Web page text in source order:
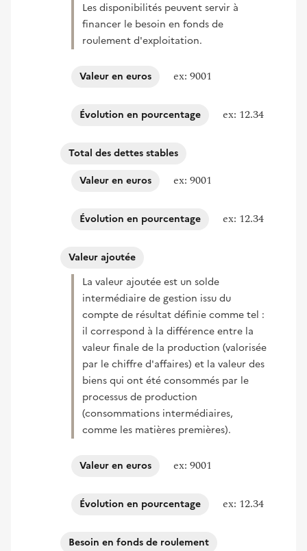
Les disponibilités peuvent servir à
financer le besoin en fonds de
roulement d'exploitation.
Valeur en euros ex: 9001
Évolution en pourcentage ex: 12.34
Total des dettes stables
Valeur en euros
ex: 9001
Évolution en pourcentage ex: 12.34
Valeur ajoutée
La valeur ajoutée est un solde
intermédiaire de gestion issu du
compte de résultat définie comme tel :
il correspond à la différence entre la
valeur finale de la production (valorisée
par le chiffre d'affaires) et la valeur des
biens qui ont été consommés par le
processus de production
(consommations intermédiaires,
comme les matières premières).
Valeur en euros ex: 9001
Évolution en pourcentage ex: 12.34
Besoin en fonds de roulement